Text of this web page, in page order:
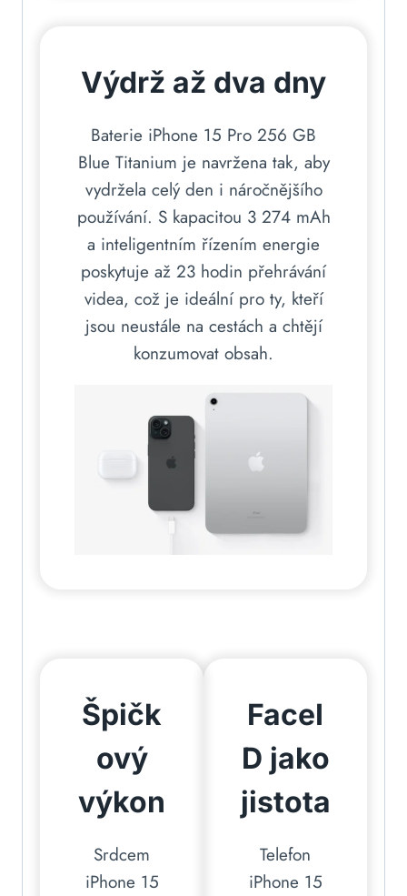
Výdrž až dva dny
Baterie iPhone 15 Pro 256 GB
Blue Titanium je navržena tak, aby
vydržela celý den i náročnějšího
používání. S kapacitou 3 274 mAh
a inteligentním řízením energie
poskytuje až 23 hodin přehrávání
videa, což je ideální pro ty, kteří
jsou neustále na cestách a chtějí
konzumovat obsah.
Špičk
ový
výkon
Srdcem
iPhone 15
FaceI
D jako
jistota
Telefon
iPhone 15